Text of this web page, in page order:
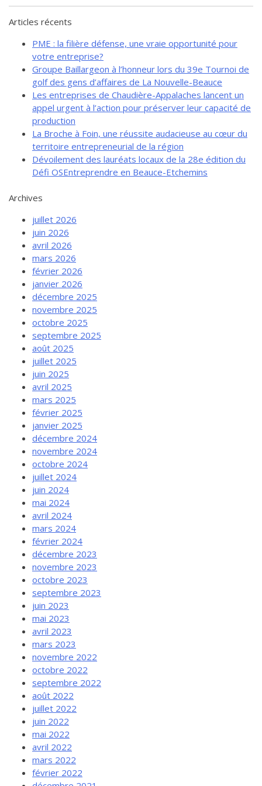
de solidarité
Toile entrepreneuriale Nouvelle-
Événements et formations
Documentation
Articles récents
PME : la filière défense, une vraie opportunité pour
votre entreprise?
Groupe Baillargeon à l’honneur lors du 39e Tournoi de
golf des gens d’affaires de La Nouvelle-Beauce
Les entreprises de Chaudière-Appalaches lancent un
appel urgent à l’action pour préserver leur capacité de
production
La Broche à Foin, une réussite audacieuse au cœur du
territoire entrepreneurial de la région
Dévoilement des lauréats locaux de la 28e édition du
Défi OSEntreprendre en Beauce-Etchemins
Archives
juillet 2026
juin 2026
avril 2026
mars 2026
février 2026
janvier 2026
décembre 2025
novembre 2025
octobre 2025
septembre 2025
août 2025
juillet 2025
juin 2025
avril 2025
mars 2025
février 2025
janvier 2025
décembre 2024
novembre 2024
octobre 2024
juillet 2024
juin 2024
mai 2024
avril 2024
mars 2024
février 2024
décembre 2023
novembre 2023
octobre 2023
septembre 2023
juin 2023
mai 2023
avril 2023
mars 2023
novembre 2022
octobre 2022
septembre 2022
août 2022
juillet 2022
juin 2022
mai 2022
avril 2022
mars 2022
février 2022